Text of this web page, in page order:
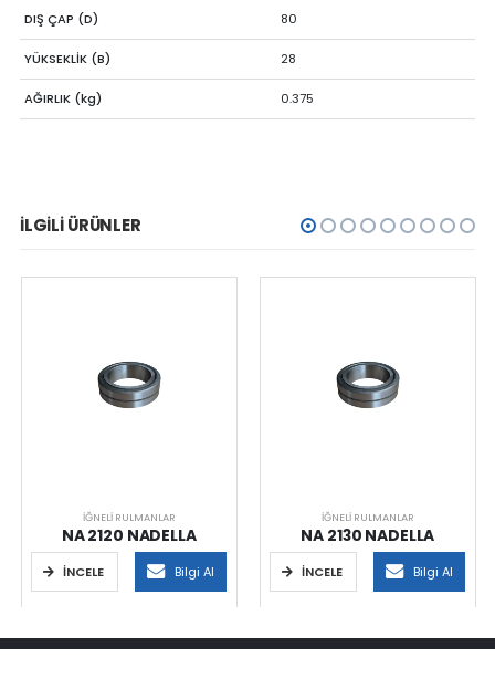
DIŞ ÇAP (D) 80
YÜKSEKLİK (B) 28
AĞIRLIK (kg) 0.375
İLGILI ÜRÜNLER
İĞNELI RULMANLAR
NA 2120 NADELLA
İNCELE Bilgi Al
İĞNELI RULMANLAR
NA 2130 NADELLA
İNCELE Bilgi Al